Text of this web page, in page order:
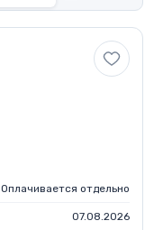
Оплачивается отдельно
07.08.2026